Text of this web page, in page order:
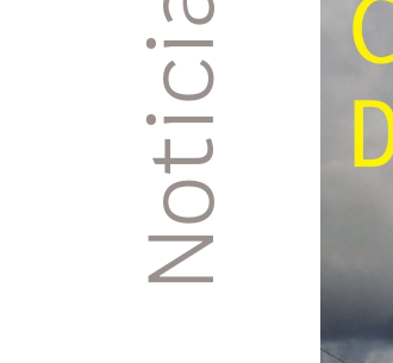
Noticias